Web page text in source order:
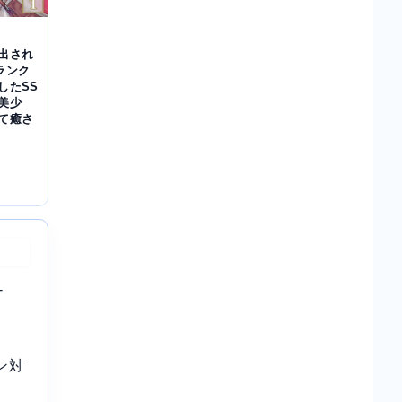
され
ンク
たSS
少
癒さ
対